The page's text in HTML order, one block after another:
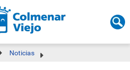
Noticias